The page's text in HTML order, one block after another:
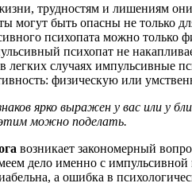
трудностям и лишениям
могут быть опасны не только
психопата можно только
психопат не
легких случаях импульсивные
физическую или
ярко выражен у вас или у
можно поделать.
возникает закономерный
дело именно с
а ошибка в